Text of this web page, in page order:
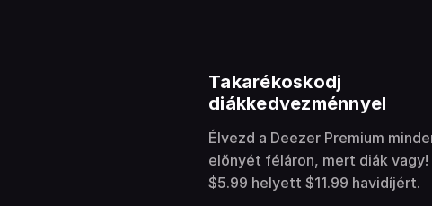
Takarékoskodj
diákkedvezménnyel
Élvezd a Deezer Premium
előnyét féláron, mert diák vagy!
$5.99 helyett $11.99 havidíjért.